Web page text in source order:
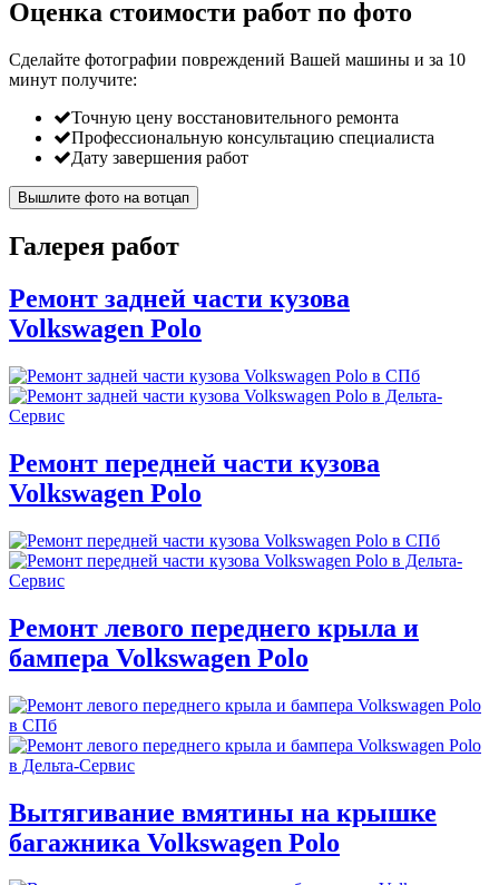
Оценка стоимости работ по фото
Сделайте фотографии повреждений Вашей машины и за 10
минут получите:
Точную цену восстановительного ремонта
Профессиональную консультацию специалиста
Дату завершения работ
Вышлите фото на вотцап
Галерея работ
Ремонт задней части кузова
Volkswagen Polo
Ремонт передней части кузова
Volkswagen Polo
Ремонт левого переднего крыла и
бампера Volkswagen Polo
Вытягивание вмятины на крышке
багажника Volkswagen Polo